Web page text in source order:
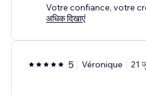
Votre confiance, votre
अधिक दिखाएं
5 Véronique 21